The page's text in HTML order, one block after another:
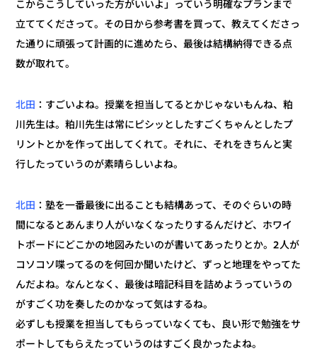
こからこうしていった方がいいよ」っていう明確なプランまで
立ててくださって。その日から参考書を買って、教えてくださっ
た通りに頑張って計画的に進めたら、最後は結構納得できる点
数が取れて。
北田 ：すごいよね。授業を担当してるとかじゃないもんね、粕
川先生は。粕川先生は常にピシッとしたすごくちゃんとしたプ
リントとかを作って出してくれて。それに、それをきちんと実
行したっていうのが素晴らしいよね。
北田 ：塾を一番最後に出ることも結構あって、そのぐらいの時
間になるとあんまり人がいなくなったりするんだけど、ホワイ
トボードにどこかの地図みたいのが書いてあったりとか。2人が
コソコソ喋ってるのを何回か聞いたけど、ずっと地理をやってた
んだよね。なんとなく、最後は暗記科目を詰めようっていうの
がすごく功を奏したのかなって気はするね。
必ずしも授業を担当してもらっていなくても、良い形で勉強をサ
ポートしてもらえたっていうのはすごく良かったよね。